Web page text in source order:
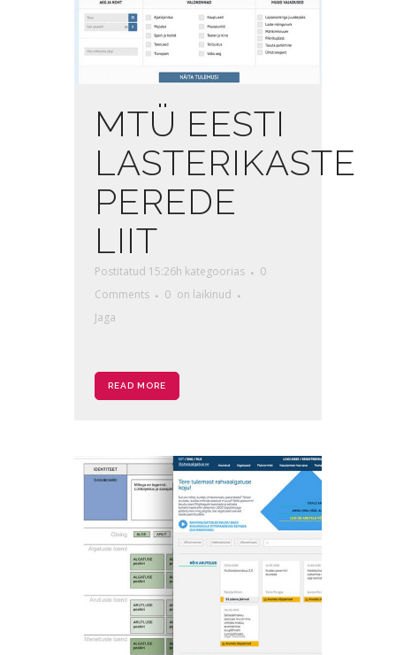
MTÜ EESTI
LASTERIKASTE
PEREDE
LIIT
Postitatud 15:26h kategoorias
0
Comments
0 on laikinud
Jaga
READ MORE